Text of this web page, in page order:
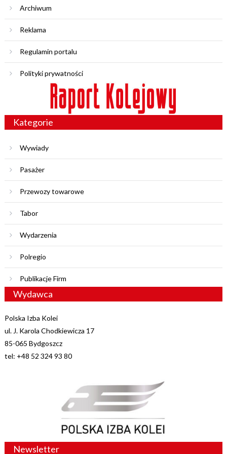
Archiwum
Reklama
Regulamin portalu
Polityki prywatności
Kategorie
Wywiady
Pasażer
Przewozy towarowe
Tabor
Wydarzenia
Polregio
Publikacje Firm
Wydawca
Polska Izba Kolei
ul. J. Karola Chodkiewicza 17
85-065 Bydgoszcz
tel: +48 52 324 93 80
Newsletter